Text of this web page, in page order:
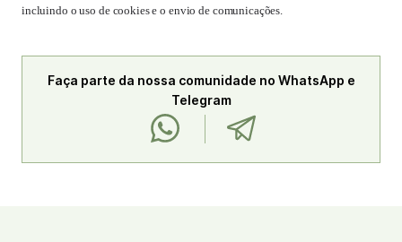
incluindo o uso de cookies e o envio de comunicações.
Faça parte da nossa comunidade no WhatsApp e
Telegram